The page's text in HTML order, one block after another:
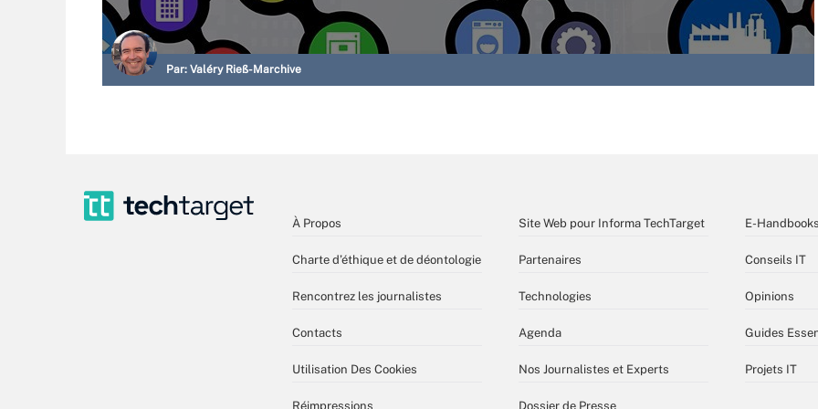
Par: Valéry Rieß-Marchive
À Propos
Charte d’éthique et de déontologie
Rencontrez les journalistes
Contacts
Utilisation Des Cookies
Réimpressions
Site Web pour Informa TechTarget
Partenaires
Technologies
Agenda
Nos Journalistes et Experts
Dossier de Presse
E-Handbooks
Conseils IT
Opinions
Guides
Projets IT